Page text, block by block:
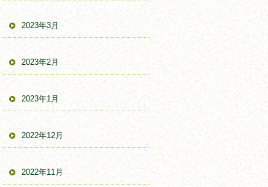
2023年3月
2023年2月
2023年1月
2022年12月
2022年11月